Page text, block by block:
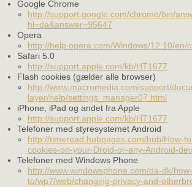
Google Chrome
http://support.google.com/chrome/bin/
hl=da&answer=95647
Opera
http://help.opera.com/Windows/12.10/en/
Safari 5.0
http://support.apple.com/kb/HT1677
Flash cookies (gælder alle browser)
http://www.macromedia.com/support/
layer/help/settings_manager07.html
iPhone, iPad og andet fra Apple
http://support.apple.com/kb/HT1677
Telefoner med styresystemet Android
http://timeread.hubpages.com/hub/How-
cookies-on-your-Droid-or-any-Android-
Telefoner med Windows Phone
http://www.windowsphone.com/da-dk/how-
to/wp7/web/changing-privacy-and-